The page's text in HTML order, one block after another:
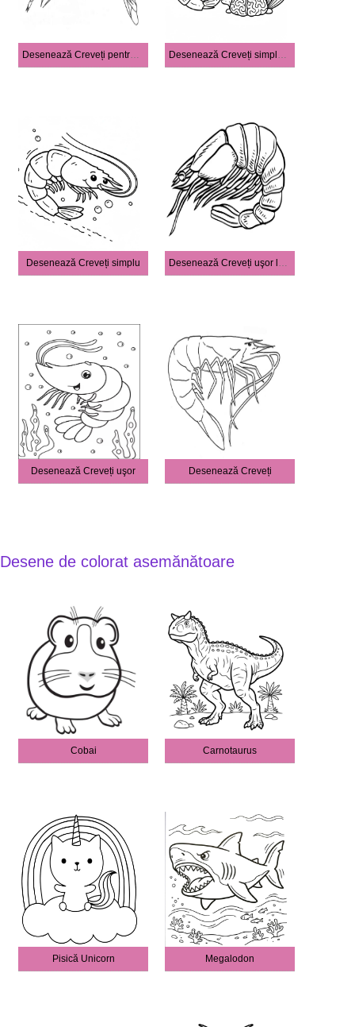
Desenează Creveți pentru copii Desenează Creveți simplu la copii
Desenează Creveți simplu Desenează Creveți uşor la copii
Desenează Creveți uşor Desenează Creveți
Desene de colorat asemănătoare
Cobai Carnotaurus
Pisică Unicorn Megalodon